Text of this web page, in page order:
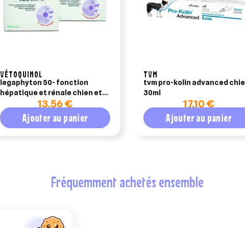
VÉTOQUINOL
legaphyton 50- fonction
hépatique et rénale chien et
chat (24cp)13,56 €
Ajouter au panier
TVM
tvm pro-kolin advanced
30ml
17,10 €
Ajouter au panier
fréquemment achetés ensemble